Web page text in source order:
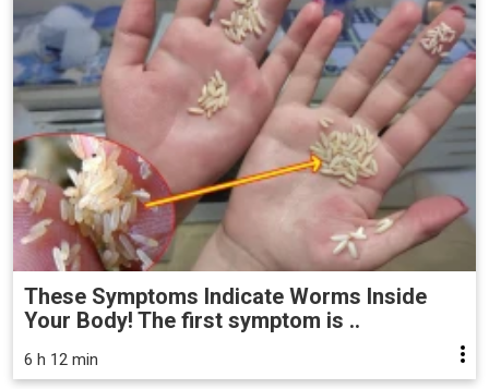
These Symptoms Indicate Worms Inside
Your Body! The first symptom is ..
6 h 12 min